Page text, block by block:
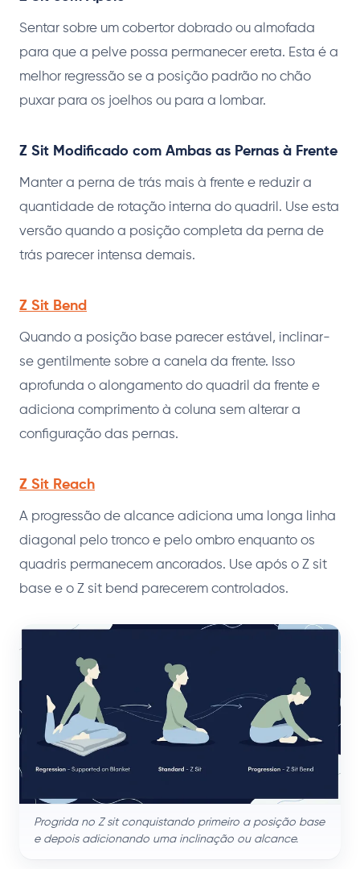
Sentar sobre um cobertor dobrado ou almofada
para que a pelve possa permanecer ereta. Esta é a
melhor regressão se a posição padrão no chão
puxar para os joelhos ou para a lombar.
Z Sit Modificado com Ambas as Pernas à Frente
Manter a perna de trás mais à frente e reduzir a
quantidade de rotação interna do quadril. Use esta
versão quando a posição completa da perna de
trás parecer intensa demais.
Z Sit Bend
Quando a posição base parecer estável, inclinar-
se gentilmente sobre a canela da frente. Isso
aprofunda o alongamento do quadril da frente e
adiciona comprimento à coluna sem alterar a
configuração das pernas.
Z Sit Reach
A progressão de alcance adiciona uma longa linha
diagonal pelo tronco e pelo ombro enquanto os
quadris permanecem ancorados. Use após o Z sit
base e o Z sit bend parecerem controlados.
Progrida no Z sit conquistando primeiro a posição base
e depois adicionando uma inclinação ou alcance.